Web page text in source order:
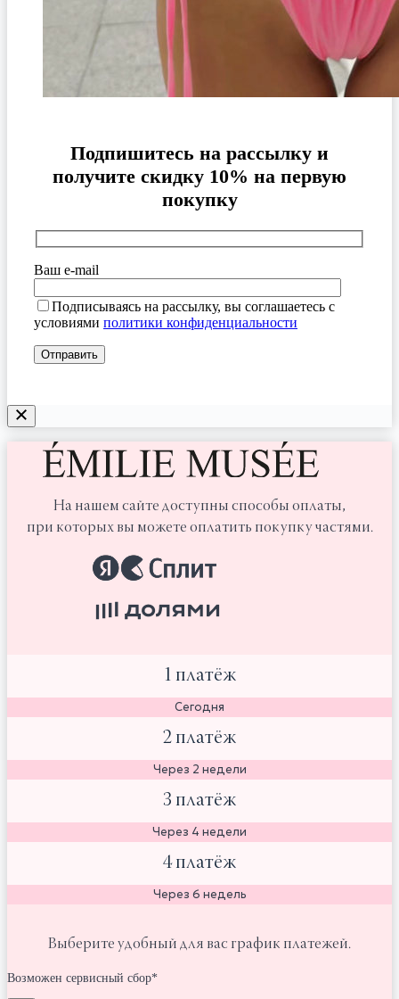
Подпишитесь на рассылку и
получите скидку 10% на первую
покупку
Ваш e-mail
Подписываясь на рассылку, вы соглашаетесь с
условиями политики конфиденциальности
На нашем сайте доступны способы оплаты,
при которых вы можете оплатить покупку частями.
1 платёж
Сегодня
2 платёж
Через 2 недели
3 платёж
Через 4 недели
4 платёж
Через 6 недель
Выберите удобный для вас график платежей.
Возможен сервисный сбор*